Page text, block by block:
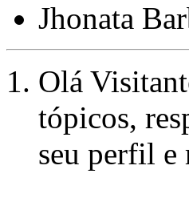
Jhonata
Olá
tópicos,
seu perfil e